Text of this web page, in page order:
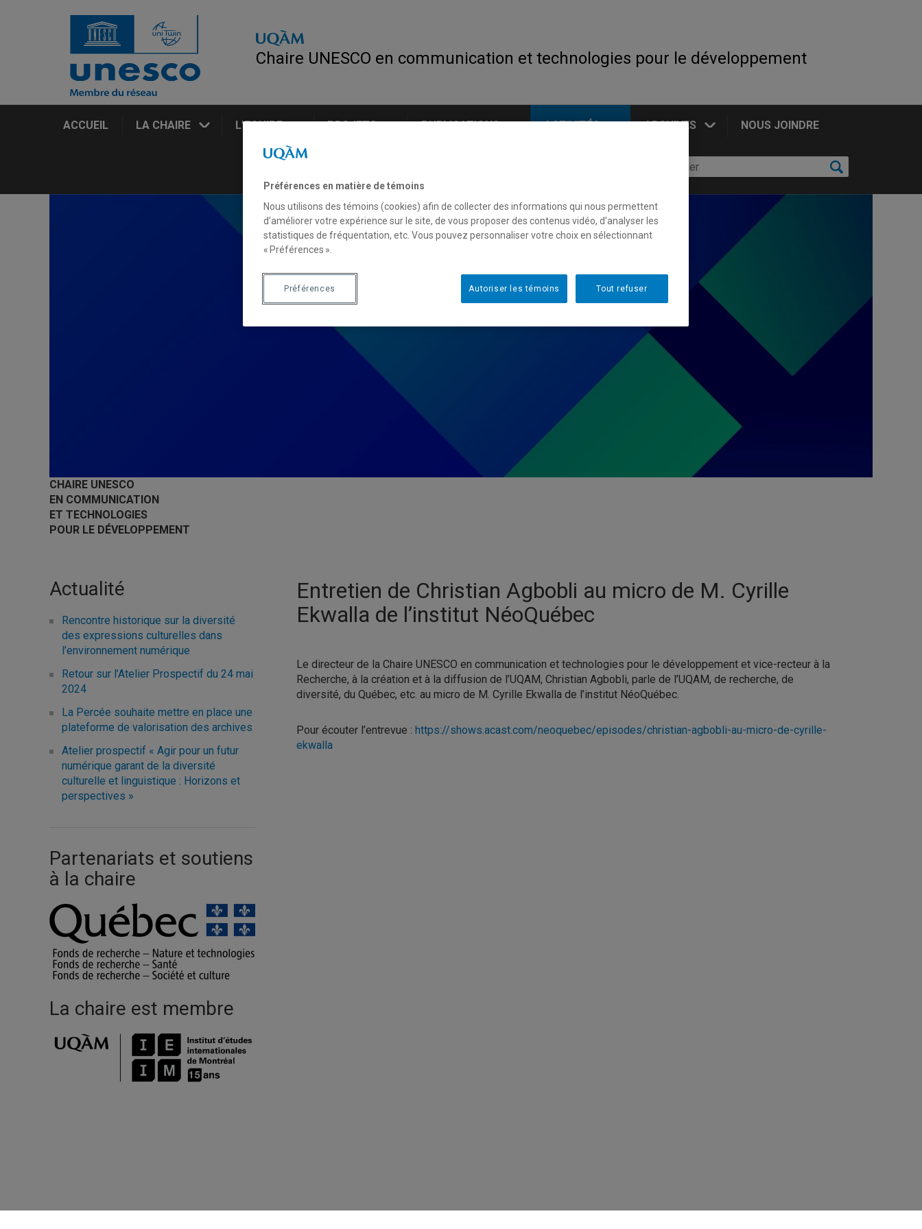
Chaire UNESCO en communication et technologies pour le développement
ACCUEIL LA CHAIRE L’EQUIPE PROJETS PUBLICATIONS ACTIVITÉS ARCHIVES NOUS JOINDRE
CHAIRE UNESCO
EN COMMUNICATION
ET TECHNOLOGIES
POUR LE DÉVELOPPEMENT
Actualité
Rencontre historique sur la diversité
des expressions culturelles dans
l’environnement numérique
Retour sur l’Atelier Prospectif du 24 mai
2024
La Percée souhaite mettre en place une
plateforme de valorisation des archives
Atelier prospectif « Agir pour un futur
numérique garant de la diversité
culturelle et linguistique : Horizons et
perspectives »
Partenariats et soutiens
à la chaire
La chaire est membre
Entretien de Christian Agbobli au micro de M. Cyrille
Ekwalla de l’institut NéoQuébec
Le directeur de la Chaire UNESCO en communication et technologies pour le développement et vice-recteur à la
Recherche, à la création et à la diffusion de l’UQAM, Christian Agbobli, parle de l’UQAM, de recherche, de
diversité, du Québec, etc. au micro de M. Cyrille Ekwalla de l’institut NéoQuébec.
Pour écouter l’entrevue : https://shows.acast.com/neoquebec/episodes/christian-agbobli-au-micro-de-cyrille-
ekwalla
Préférences en matière de témoins
Nous utilisons des témoins (cookies) afin de collecter des informations qui nous permettent
d’améliorer votre expérience sur le site, de vous proposer des contenus vidéo, d’analyser les
statistiques de fréquentation, etc. Vous pouvez personnaliser votre choix en sélectionnant
« Préférences ».
Tout refuser
Autoriser les témoins
Préférences